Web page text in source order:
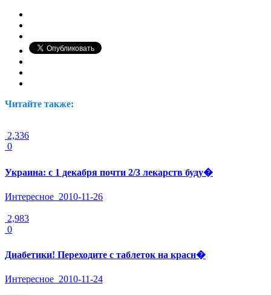
Читайте также:
2,336
0
Украина: с 1 декабря почти 2/3 лекарств буду�
Интересное 2010-11-26
2,983
0
Диабетики! Переходите с таблеток на красн�
Интересное 2010-11-24